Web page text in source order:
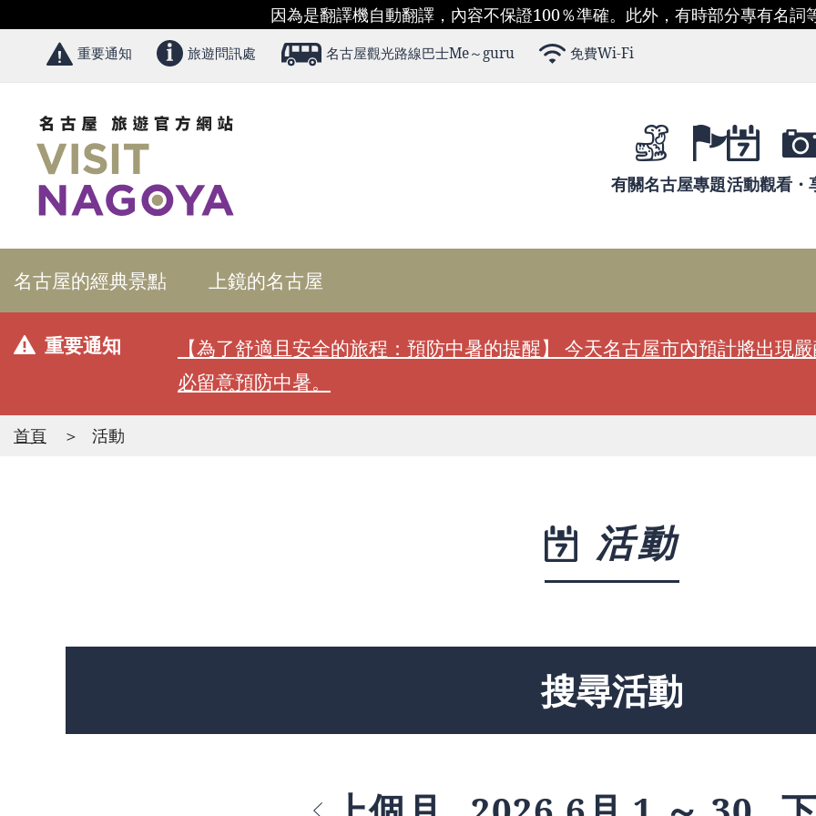
因為是翻譯機自動翻譯，內容不保證100％準確。此外，有時部分專有名詞
重要通知 旅遊問訊處 名古屋觀光路線巴士Me～guru 免費Wi-Fi
有關名古屋專題活動觀看・
名古屋的經典景點 上鏡的名古屋
重要通知
【為了舒適且安全的旅程：預防中暑的提醒】 今天名古屋市內預計將出現
必留意預防中暑。
首頁 活動
活動
搜尋活動